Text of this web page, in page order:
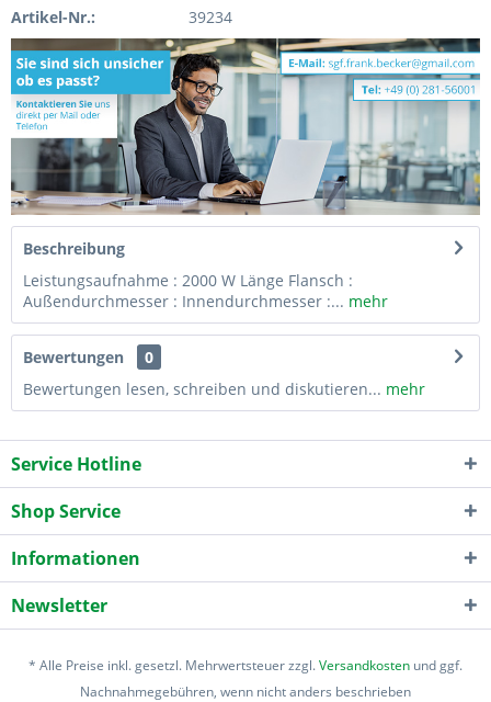
Artikel-Nr.: 39234
Beschreibung
Leistungsaufnahme : 2000 W Länge Flansch :
Außendurchmesser : Innendurchmesser :... mehr
Bewertungen
0
Bewertungen lesen, schreiben und diskutieren... mehr
Service Hotline
Shop Service
Informationen
Newsletter
* Alle Preise inkl. gesetzl. Mehrwertsteuer zzgl.Versandkosten und ggf.
Nachnahmegebühren, wenn nicht anders beschrieben